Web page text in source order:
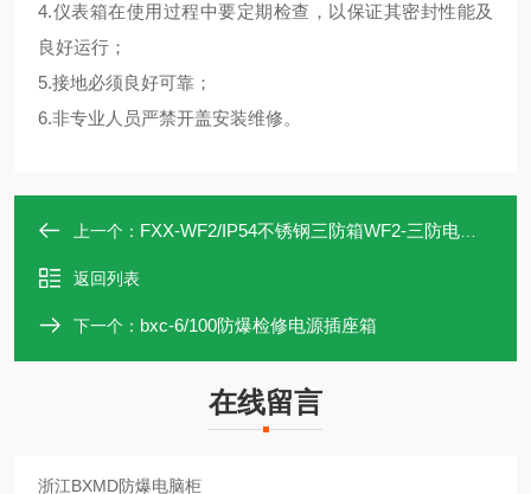
4.仪表箱在使用过程中要定期检查，以保证其密封性能及
良好运行；
5.接地必须良好可靠；
6.非专业人员严禁开盖安装维修。
上一个： FXX-WF2/IP54不锈钢三防箱WF2-三防电源插座箱
返回列表
下一个： bxc-6/100防爆检修电源插座箱
在线留言